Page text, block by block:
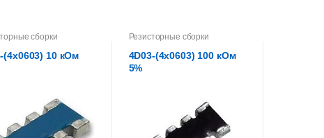
сборки
(4х0603) 10 кОм
Резисторные сборки
4D03-(4х0603) 100 кОм
5%